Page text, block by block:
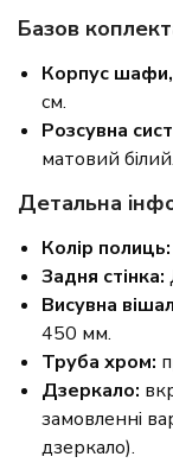
Базов
Корпус
см.
Розсувна
матовий білий.
Детальна
Колір полиць:
Задня стінка:
Висувна
450 мм.
Труба хром:
Дзеркало:
замовленні
дзеркало).